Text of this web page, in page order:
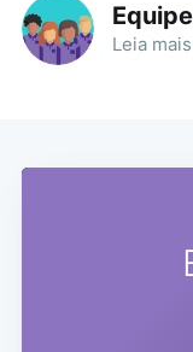
Leia mais